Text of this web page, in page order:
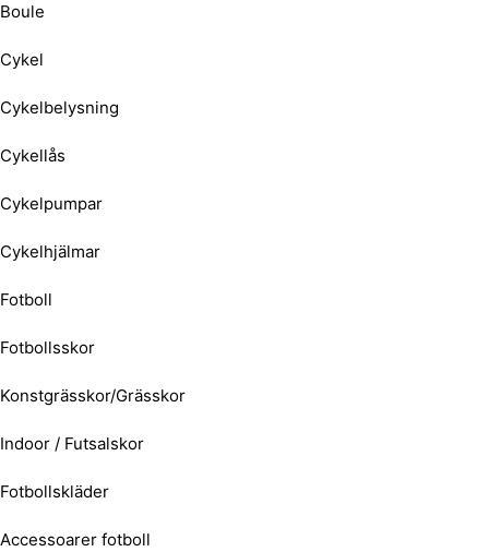
Boule
Cykel
Cykelbelysning
Cykellås
Cykelpumpar
Cykelhjälmar
Fotboll
Fotbollsskor
Konstgrässkor/Grässkor
Indoor / Futsalskor
Fotbollskläder
Accessoarer fotboll